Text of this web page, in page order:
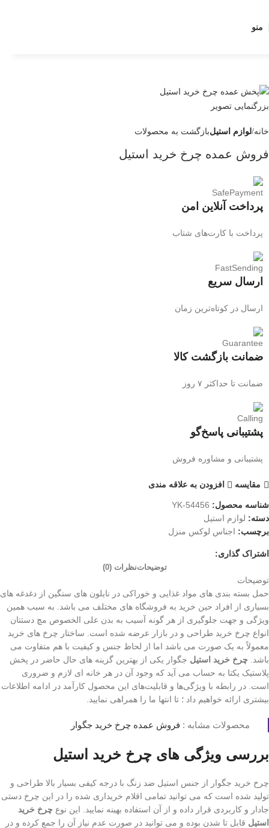
منو
بزرگنمایی تصویر
خانه لوازم استیلبازگشت به محصولات
فروش عمده چرخ خرید استیل
پرداخت آنلاین امن
پرداخت با کارت‌های شتاب
ارسال سریع
ارسال در کوتاه‌ترین زمان
ضمانت بازگشت کالا
ضمانت تا حداکثر ۷ روز
پشتیبانی پاسخ‌گو
پشتیبانی و مشاوره فروش
مقایسه افزودن به علاقه مندی
شناسه محصول: YK-54456
دسته: لوازم استیل
برچسب: اجناس لوکس منزل
اشتراک گذاری:
توضیحاتنظرات (0)
توضیحات
حمل بسته بندی های مواد غذایی و خوراکی در نایلون های سنگین از دغدغه های
بسیاری از افراد حین خرید به فروشگاه های مختلف می باشد. به سبب همین
ویژگی و جهت جلوگیری از هر گونه آسیب به بدن علی الخصوص مچ دستتان
انواع چرخ خرید طراحی و در بازار عرضه شده است. ساختار چرخ های خرید
معمولاً به یک صورت می باشد اما از لحاظ جنس و کیفیت با هم متفاوت می
باشد. چرخ خرید استیل جگوار یکی از بهترین گزینه های حال حاضر در پخش
پلاستیک یکتا به حساب می‌ آید که وجود آن در هر خانه ای لازم و ضروری
است. در رابطه با ویژگی‌ها و قابلیت‌های این محصول کارآمد در ادامه اطلاعات
بیشتری ارائه خواهیم داد ؛ تا انتها ما را همراهی نمایید.
محصولات مشابه : فروش عمده چرخ خرید جگوار
بررسی ویژگی های چرخ خرید استیل
چرخ خرید جگوار از جنس استیل ضد زنگ با درجه کیفی بسیار بالا طراحی و
تولید شده است که می توانید تمامی اقلام خریداری شده را در این چرخ دستی
جادار و کاربردی قرار داده و از آن استفاده بهینه نمایید. این نوع چرخ خرید
استیل قابل تا شدن بوده و می توانید در صورت عدم نیاز آن را جمع کرده و در